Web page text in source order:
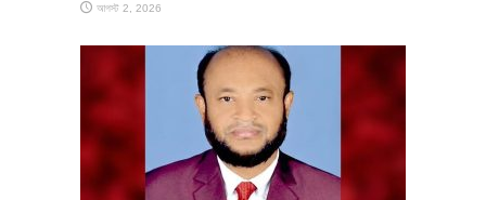
আগস্ট 2, 2026